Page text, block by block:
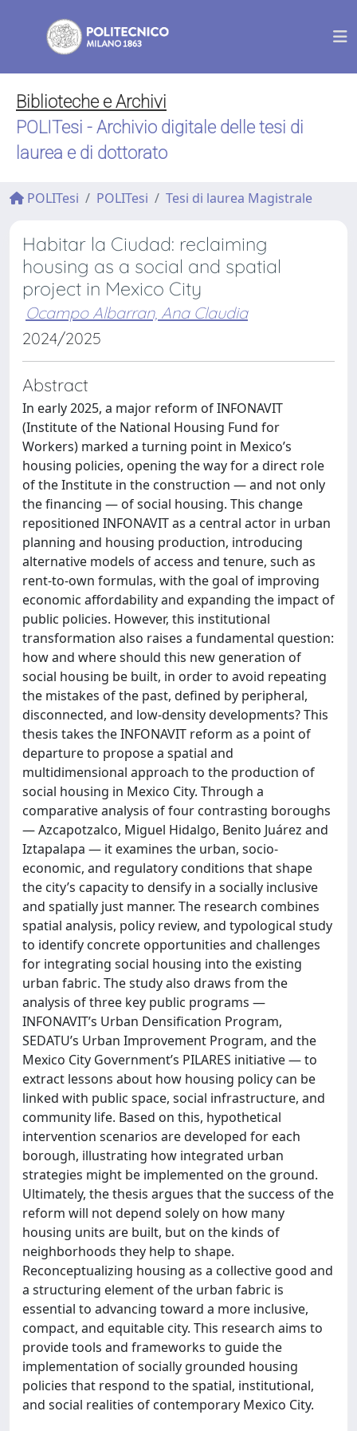
Biblioteche e Archivi
POLITesi - Archivio digitale delle tesi di
laurea e di dottorato
POLITesi POLITesi Tesi di laurea Magistrale
Habitar la Ciudad: reclaiming
housing as a social and spatial
project in Mexico City
Ocampo Albarran, Ana Claudia
2024/2025
Abstract
In early 2025, a major reform of INFONAVIT
(Institute of the National Housing Fund for
Workers) marked a turning point in Mexico’s
housing policies, opening the way for a direct role
of the Institute in the construction — and not only
the financing — of social housing. This change
repositioned INFONAVIT as a central actor in urban
planning and housing production, introducing
alternative models of access and tenure, such as
rent-to-own formulas, with the goal of improving
economic affordability and expanding the impact of
public policies. However, this institutional
transformation also raises a fundamental question:
how and where should this new generation of
social housing be built, in order to avoid repeating
the mistakes of the past, defined by peripheral,
disconnected, and low-density developments? This
thesis takes the INFONAVIT reform as a point of
departure to propose a spatial and
multidimensional approach to the production of
social housing in Mexico City. Through a
comparative analysis of four contrasting boroughs
— Azcapotzalco, Miguel Hidalgo, Benito Juárez and
Iztapalapa — it examines the urban, socio-
economic, and regulatory conditions that shape
the city’s capacity to densify in a socially inclusive
and spatially just manner. The research combines
spatial analysis, policy review, and typological study
to identify concrete opportunities and challenges
for integrating social housing into the existing
urban fabric. The study also draws from the
analysis of three key public programs —
INFONAVIT’s Urban Densification Program,
SEDATU’s Urban Improvement Program, and the
Mexico City Government’s PILARES initiative — to
extract lessons about how housing policy can be
linked with public space, social infrastructure, and
community life. Based on this, hypothetical
intervention scenarios are developed for each
borough, illustrating how integrated urban
strategies might be implemented on the ground.
Ultimately, the thesis argues that the success of the
reform will not depend solely on how many
housing units are built, but on the kinds of
neighborhoods they help to shape.
Reconceptualizing housing as a collective good and
a structuring element of the urban fabric is
essential to advancing toward a more inclusive,
compact, and equitable city. This research aims to
provide tools and frameworks to guide the
implementation of socially grounded housing
policies that respond to the spatial, institutional,
and social realities of contemporary Mexico City.